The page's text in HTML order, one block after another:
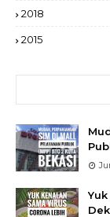
2018
2015